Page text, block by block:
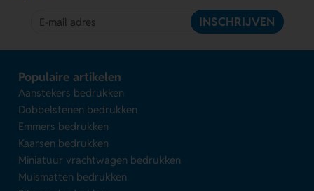
INSCHRIJVEN
Populaire artikelen
Aanstekers bedrukken
Dobbelstenen bedrukken
Emmers bedrukken
Kaarsen bedrukken
Miniatuur vrachtwagen bedrukken
Muismatten bedrukken